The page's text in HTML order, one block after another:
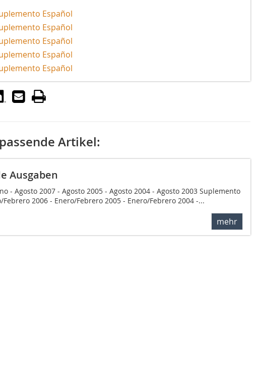
Español
Español
Español
Español
Español
Artikel:
Ausgaben
- Agosto 2007 - Agosto 2005 - Agosto 2004 - Agosto 2003 Suplemento
2006 - Enero/Febrero 2005 - Enero/Febrero 2004 -...
mehr